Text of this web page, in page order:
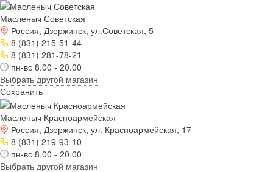
Масленыч Советская
Россия, Дзержинск, ул.Советская, 5
8 (831) 215-51-44
8 (831) 281-78-21
пн-вс 8.00 - 20.00
Выбрать другой магазин
Сохранить
Масленыч Красноармейская
Россия, Дзержинск, ул. Красноармейская, 17
8 (831) 219-93-10
пн-вс 8.00 - 20.00
Выбрать другой магазин